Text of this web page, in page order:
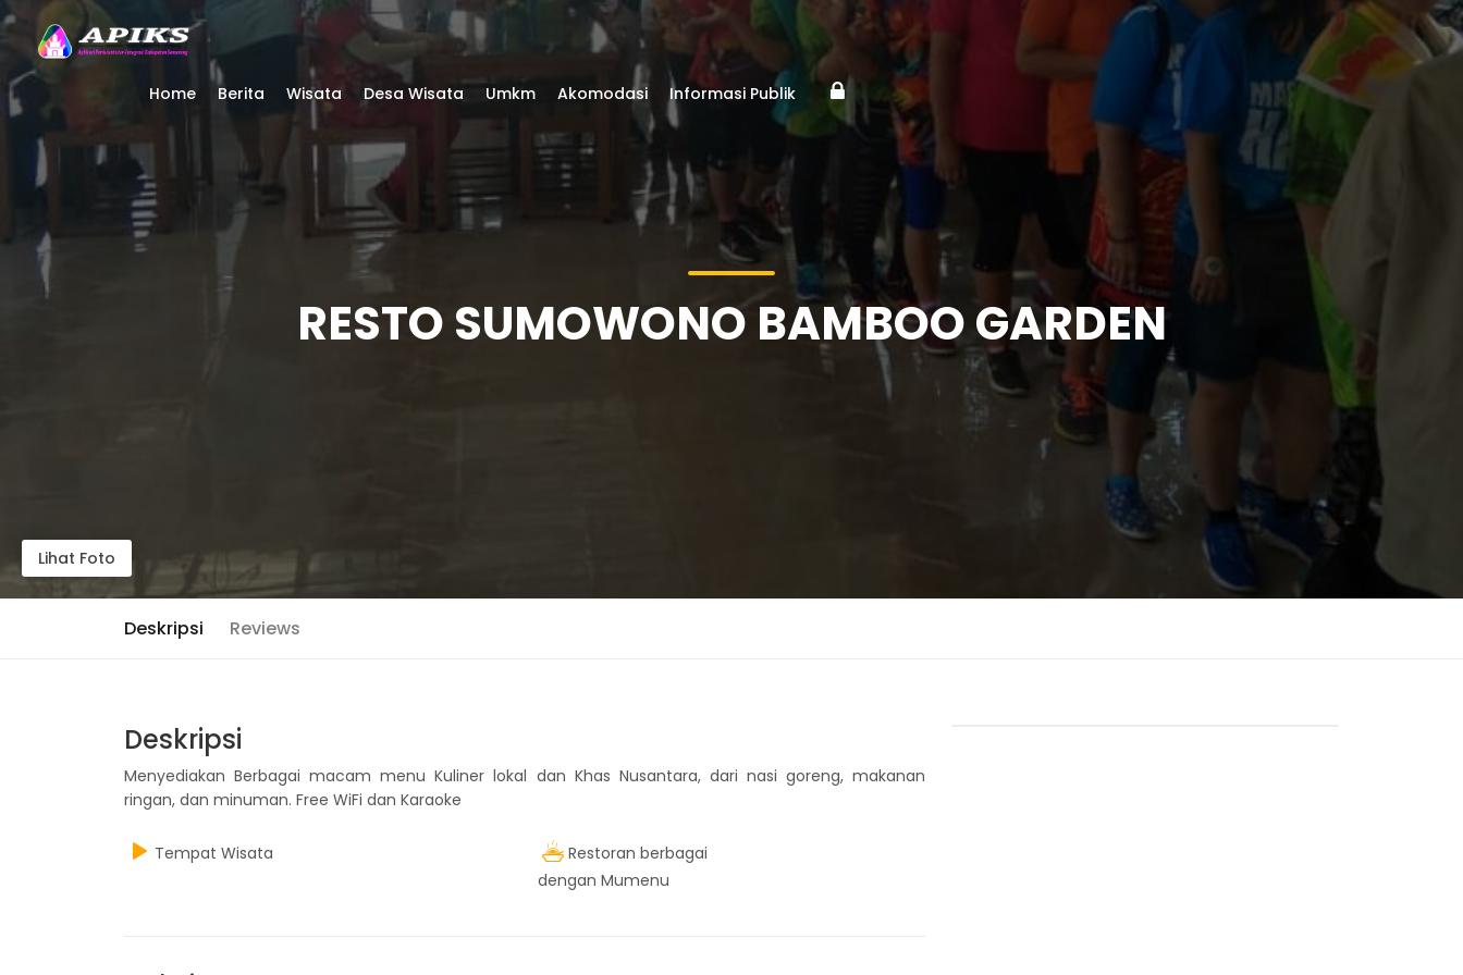
RESTO SUMOWONO BAMBOO GARDEN
Lihat Foto
Deskripsi Reviews
Deskripsi
Menyediakan Berbagai macam menu Kuliner lokal dan Khas Nusantara, dari nasi goreng, makanan
ringan, dan minuman. Free WiFi dan Karaoke
Tempat Wisata
Restoran berbagai
dengan Mumenu
Home Berita Wisata Desa Wisata Umkm Akomodasi Informasi Publik